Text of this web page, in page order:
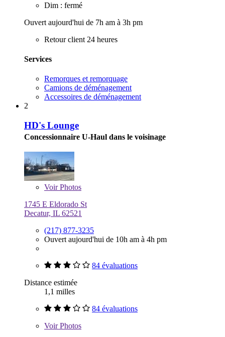
Dim : fermé
Ouvert aujourd'hui de 7h am à 3h pm
Retour client 24 heures
Services
Remorques et remorquage
Camions de déménagement
Accessoires de déménagement
2
HD's Lounge
Concessionnaire U-Haul dans le voisinage
VoirPhotos
1745 E Eldorado St
Decatur, IL 62521
(217) 877-3235
Ouvert aujourd'hui de 10h am à 4h pm
84 évaluations
Distance estimée
1,1 milles
84 évaluations
VoirPhotos